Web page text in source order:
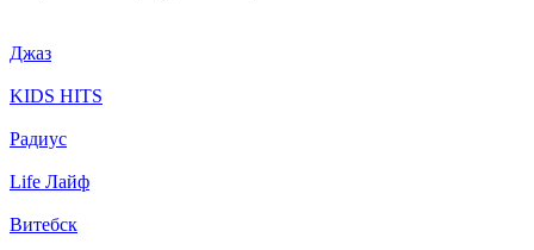
Джаз
KIDS HITS
Радиус
Life Лайф
Витебск